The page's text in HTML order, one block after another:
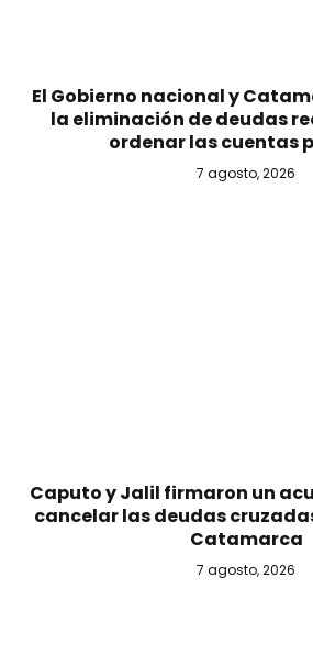
El Gobierno nacional y
la eliminación de deudas
ordenar las cuentas
7 agosto, 2026
Caputo y Jalil firmaron un
cancelar las deudas
Catamarca
7 agosto, 2026